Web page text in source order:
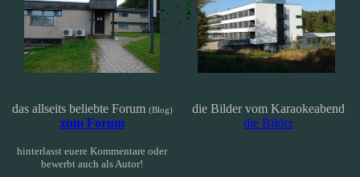
das allseits beliebte Forum (Blog)
zum Forum
hinterlasst euere Kommentare oder
bewerbt auch als Autor!
die Bilder vom Karaokeabend
die Bilder